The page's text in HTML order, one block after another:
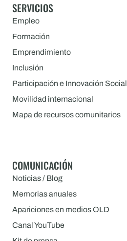
SERVICIOS
Empleo
Formación
Emprendimiento
Inclusión
Participación e Innovación Social
Movilidad internacional
Mapa de recursos comunitarios
COMUNICACIÓN
Noticias / Blog
Memorias anuales
Apariciones en medios OLD
Canal YouTube